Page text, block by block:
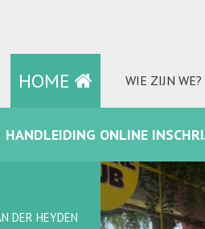
HOME WIE ZIJN WE?
HANDLEIDING ONLINE
DER HEYDEN